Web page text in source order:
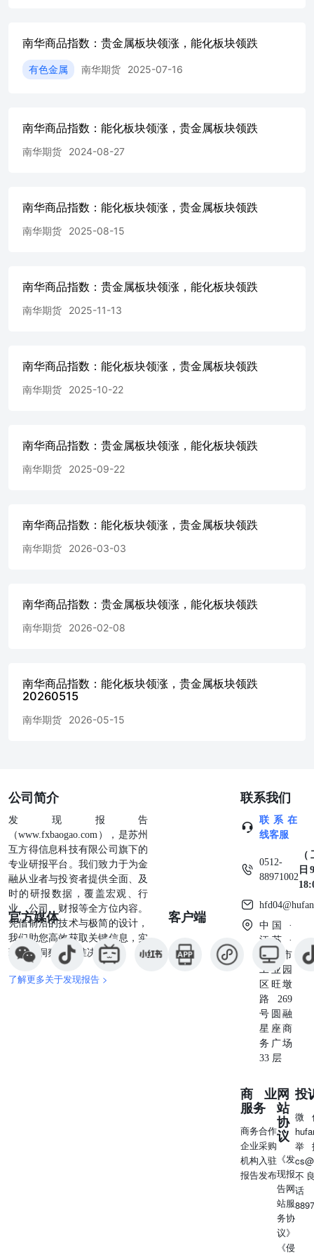
南华商品指数：贵金属板块领涨，能化板块领跌
有色金属 南华期货 2025-07-16
南华商品指数：能化板块领涨，贵金属板块领跌
南华期货 2024-08-27
南华商品指数：能化板块领涨，贵金属板块领跌
南华期货 2025-08-15
南华商品指数：贵金属板块领涨，能化板块领跌
南华期货 2025-11-13
南华商品指数：能化板块领涨，贵金属板块领跌
南华期货 2025-10-22
南华商品指数：贵金属板块领涨，能化板块领跌
南华期货 2025-09-22
南华商品指数：能化板块领涨，贵金属板块领跌
南华期货 2026-03-03
南华商品指数：贵金属板块领涨，能化板块领跌
南华期货 2026-02-08
南华商品指数：能化板块领涨，贵金属板块领跌
20260515
南华期货 2026-05-15
公司简介
发现报告
（www.fxbaogao.com），是苏州
互方得信息科技有限公司旗下的
专业研报平台。我们致力于为金
融从业者与投资者提供全面、及
时的研报数据，覆盖宏观、行
业、公司、财报等全方位内容。
凭借前沿的技术与极简的设计，
我们助您高效获取关键信息，实
现深度洞察与精准决策。
了解更多关于发现报告 >
官方媒体 客户端
联系我们
联系在
线客服
0512-
88971002
日
中国 ·
江苏 ·
苏州市
工业园
区旺墩
路269
号圆融
星座商
务广场
33 层
商业
服务
商务合作
企业采购
机构入驻
报告发布
网
站
协
议
《发
现报
告网
站服
务协
议》
《侵
投
微
举
不